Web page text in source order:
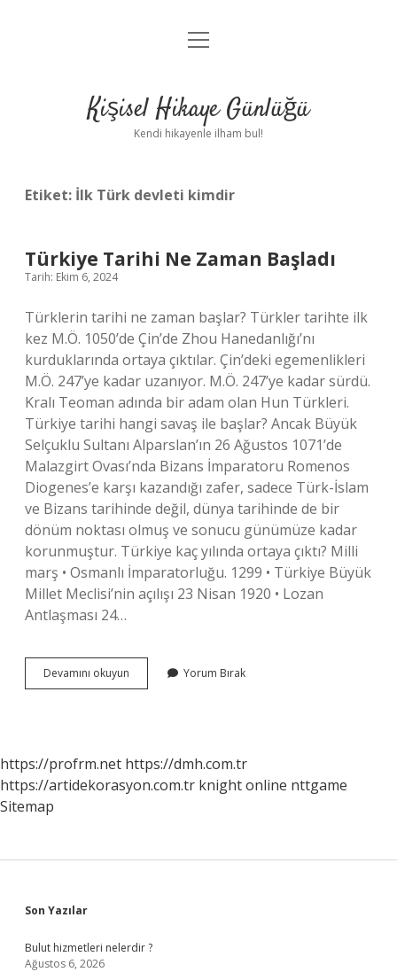
Anasayfa
Yasal Uyarı
menüyü
Kişisel Hikaye Günlüğü
Kendi hikayenle ilham bul!
Etiket: İlk Türk devleti kimdir
Türkiye Tarihi Ne Zaman Başladı
Tarih: Ekim 6, 2024
Türklerin tarihi ne zaman başlar? Türkler tarihte ilk
kez M.Ö. 1050’de Çin’de Zhou Hanedanlığı’nı
kurduklarında ortaya çıktılar. Çin’deki egemenlikleri
M.Ö. 247’ye kadar uzanıyor. M.Ö. 247’ye kadar sürdü.
Kralı Teoman adında bir adam olan Hun Türkleri.
Türkiye tarihi hangi savaş ile başlar? Ancak Büyük
Selçuklu Sultanı Alparslan’ın 26 Ağustos 1071’de
Malazgirt Ovası’nda Bizans İmparatoru Romenos
Diogenes’e karşı kazandığı zafer, sadece Türk-İslam
ve Bizans tarihinde değil, dünya tarihinde de bir
dönüm noktası olmuş ve sonucu günümüze kadar
korunmuştur. Türkiye kaç yılında ortaya çıktı? Milli
marş • Osmanlı İmparatorluğu. 1299 • Türkiye Büyük
Millet Meclisi’nin açılışı 23 Nisan 1920 • Lozan
Antlaşması 24…
Devamını okuyun
Tarihi
Yorum Bırak
https://profrm.net https://dmh.com.tr
https://artidekorasyon.com.tr knight online nttgame
Sitemap
Sidebar
Son Yazılar
Bulut hizmetleri nelerdir ?
Ağustos 6, 2026